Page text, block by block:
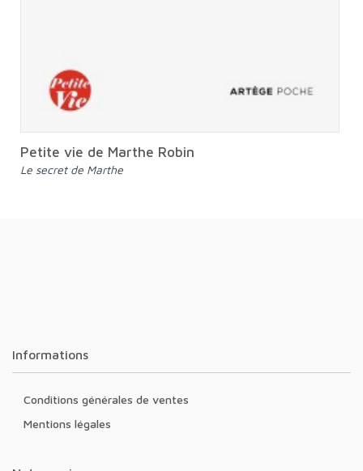
Petite vie de Marthe Robin
Le secret de Marthe
Informations
Conditions générales de ventes
Mentions légales